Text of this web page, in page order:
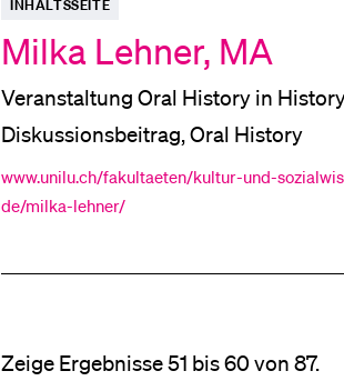
INHALTSSEITE
Milka Lehner, MA
Veranstaltung Oral History in
Diskussionsbeitrag, Oral History
www.unilu.ch/fakultaeten/kultur-und-
de/milka-lehner/
Zeige Ergebnisse 51 bis 60 von 87.